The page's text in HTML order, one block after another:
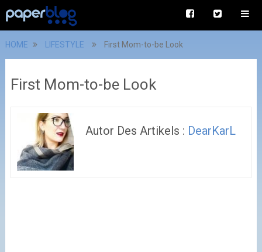
HOME LIFESTYLE First Mom-to-be Look
First Mom-to-be Look
Autor Des Artikels : DearKarL